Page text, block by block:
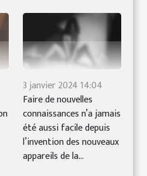
3 janvier 2024 14:04
Faire de nouvelles
connaissances n’a jamais
été aussi facile depuis
l’invention des nouveaux
appareils de la...